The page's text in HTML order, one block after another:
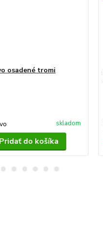
osadené tromi
skladom
Pridať do košíka